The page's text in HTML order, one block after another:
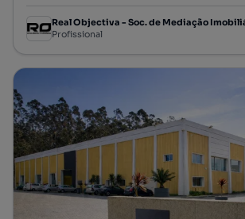
Real Objectiva - Soc. de Mediação
Profissional